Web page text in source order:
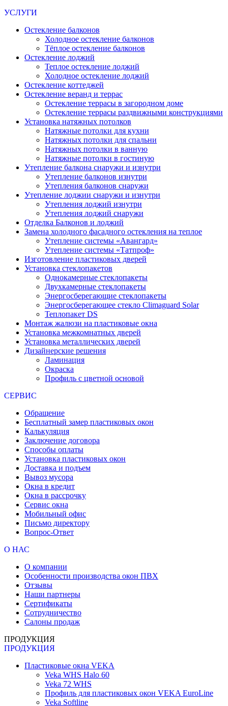
УСЛУГИ
Остекление балконов
Холодное остекление балконов
Тёплое остекление балконов
Остекление лоджий
Теплое остекление лоджий
Холодное остекление лоджий
Остекление коттеджей
Остекление веранд и террас
Остекление террасы в загородном доме
Остекление террасы раздвижными конструкциями
Установка натяжных потолков
Натяжные потолки для кухни
Натяжных потолки для спальни
Натяжных потолки в ванную
Натяжные потолки в гостиную
Утепление балкона снаружи и изнутри
Утепление балконов изнутри
Утепления балконов снаружи
Утепление лоджии снаружи и изнутри
Утепления лоджий изнутри
Утепления лоджий снаружи
Отделка Балконов и лоджий
Замена холодного фасадного остекления на теплое
Утепление системы «Авангард»
Утепление системы «Татпроф»
Изготовление пластиковых дверей
Установка стеклопакетов
Однокамерные стеклопакеты
Двухкамерные стеклопакеты
Энергосберегающие стеклопакеты
Энергосберегающее стекло Climaguard Solar
Теплопакет DS
Монтаж жалюзи на пластиковые окна
Установка межкомнатных дверей
Установка металлических дверей
Дизайнерские решения
Ламинация
Окраска
Профиль с цветной основой
СЕРВИС
Обращение
Бесплатный замер пластиковых окон
Калькуляция
Заключение договора
Способы оплаты
Установка пластиковых окон
Доставка и подъем
Вывоз мусора
Окна в кредит
Окна в рассрочку
Сервис окна
Мобильный офис
Письмо директору
Вопрос-Ответ
О НАС
О компании
Особенности производства окон ПВХ
Отзывы
Наши партнеры
Сертификаты
Сотрудничество
Салоны продаж
ПРОДУКЦИЯ
ПРОДУКЦИЯ
Пластиковые окна VEKA
Veka WHS Halo 60
Veka 72 WHS
Профиль для пластиковых окон VEKA EuroLine
Veka Softline